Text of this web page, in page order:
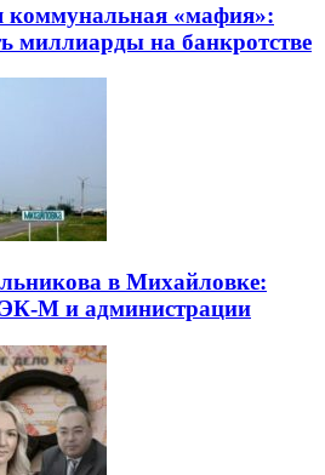
коммунальная «мафия»:
миллиарды на банкротстве
в Михайловке:
М и администрации